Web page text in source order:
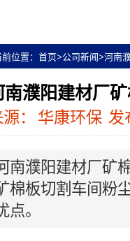
位置： 首页>公司新闻>河南
南濮阳建材厂
： 华康环保 发
南濮阳建材厂矿
棉板切割车间粉
点。